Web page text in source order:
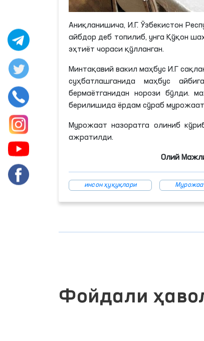
Аниқланишича, И.Г. Ўзбекистон
айбдор деб топилиб, унга Қўқон
эҳтиёт чораси қўлланган.
Минтақавий вакил маҳбус И.Г
суҳбатлашганида маҳбус
бермаётганидан норози бўлди.
берилишида ёрдам сўраб
Мурожаат назоратга олиниб
ажратилди.
Олий
инсон ҳуқуқлари
Фойдали